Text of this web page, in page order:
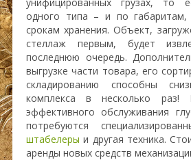
одного типа – и по
срокам хранения. Объект,
стеллаж первым, будет
последнюю очередь.
выгрузке части товара, его
складированию способны
комплекса в несколько
эффективного обслуживания
потребуются
штабелеры и другая техника.
аренды новых средств